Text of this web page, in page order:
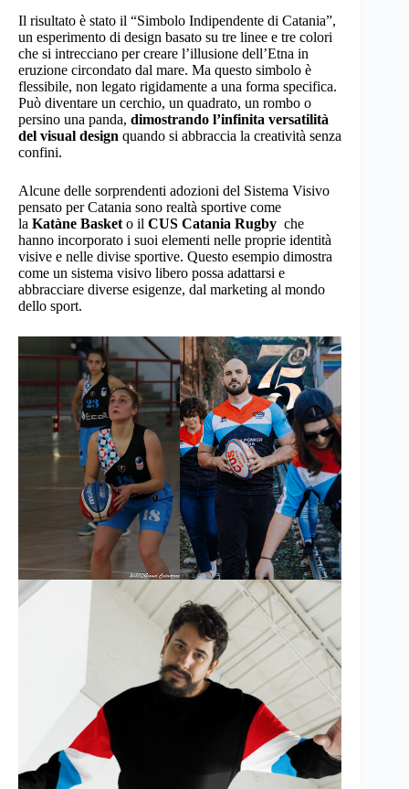
Il risultato è stato il “Simbolo Indipendente di Catania”,
un esperimento di design basato su tre linee e tre colori
che si intrecciano per creare l’illusione dell’Etna in
eruzione circondato dal mare. Ma questo simbolo è
flessibile, non legato rigidamente a una forma specifica.
Può diventare un cerchio, un quadrato, un rombo o
persino una panda, dimostrando l’infinita versatilità
del visual design quando si abbraccia la creatività senza
confini.
Alcune delle sorprendenti adozioni del Sistema Visivo
pensato per Catania sono realtà sportive come
la Katàne Basket o il CUS Catania Rugby che
hanno incorporato i suoi elementi nelle proprie identità
visive e nelle divise sportive. Questo esempio dimostra
come un sistema visivo libero possa adattarsi e
abbracciare diverse esigenze, dal marketing al mondo
dello sport.